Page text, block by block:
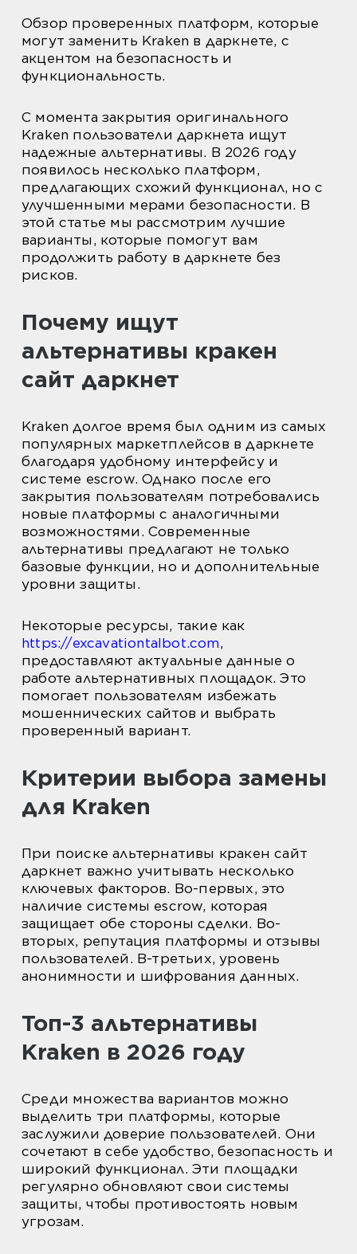
Обзор проверенных платформ, которые
могут заменить Kraken в даркнете, с
акцентом на безопасность и
функциональность.
С момента закрытия оригинального
Kraken пользователи даркнета ищут
надежные альтернативы. В 2026 году
появилось несколько платформ,
предлагающих схожий функционал, но с
улучшенными мерами безопасности. В
этой статье мы рассмотрим лучшие
варианты, которые помогут вам
продолжить работу в даркнете без
рисков.
Почему ищут
альтернативы кракен
сайт даркнет
Kraken долгое время был одним из самых
популярных маркетплейсов в даркнете
благодаря удобному интерфейсу и
системе escrow. Однако после его
закрытия пользователям потребовались
новые платформы с аналогичными
возможностями. Современные
альтернативы предлагают не только
базовые функции, но и дополнительные
уровни защиты.
Некоторые ресурсы, такие как
https://excavationtalbot.com,
предоставляют актуальные данные о
работе альтернативных площадок. Это
помогает пользователям избежать
мошеннических сайтов и выбрать
проверенный вариант.
Критерии выбора замены
для Kraken
При поиске альтернативы кракен сайт
даркнет важно учитывать несколько
ключевых факторов. Во-первых, это
наличие системы escrow, которая
защищает обе стороны сделки. Во-
вторых, репутация платформы и отзывы
пользователей. В-третьих, уровень
анонимности и шифрования данных.
Топ-3 альтернативы
Kraken в 2026 году
Среди множества вариантов можно
выделить три платформы, которые
заслужили доверие пользователей. Они
сочетают в себе удобство, безопасность и
широкий функционал. Эти площадки
регулярно обновляют свои системы
защиты, чтобы противостоять новым
угрозам.